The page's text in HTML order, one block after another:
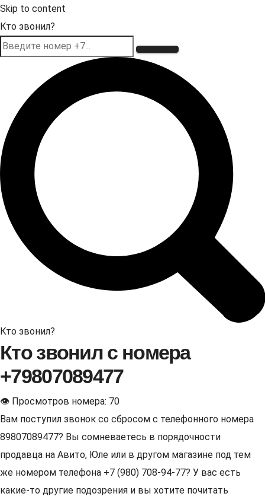
Skip to content
Кто звонил?
Кто звонил?
Кто звонил с номера
+79807089477
👁 Просмотров номера: 70
Вам поступил звонок со сбросом с телефонного номера
89807089477? Вы сомневаетесь в порядочности
продавца на Авито, Юле или в другом магазине под тем
же номером телефона +7 (980) 708-94-77? У вас есть
какие-то другие подозрения и вы хотите почитать